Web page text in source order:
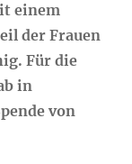
einem
der Frauen
Für die
in
von